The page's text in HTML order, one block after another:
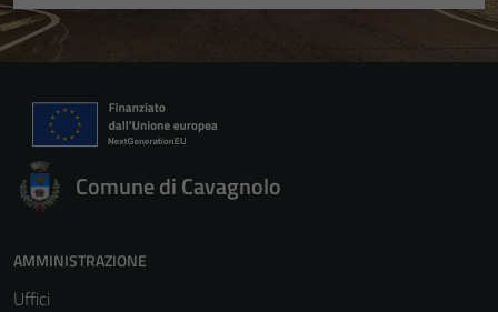
Comune di Cavagnolo
AMMINISTRAZIONE
Uffici